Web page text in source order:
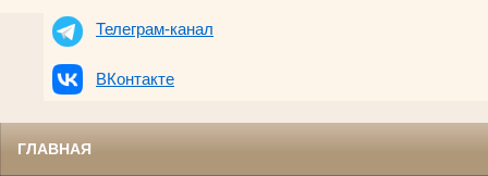
Телеграм-канал
ВКонтакте
ГЛАВНАЯ